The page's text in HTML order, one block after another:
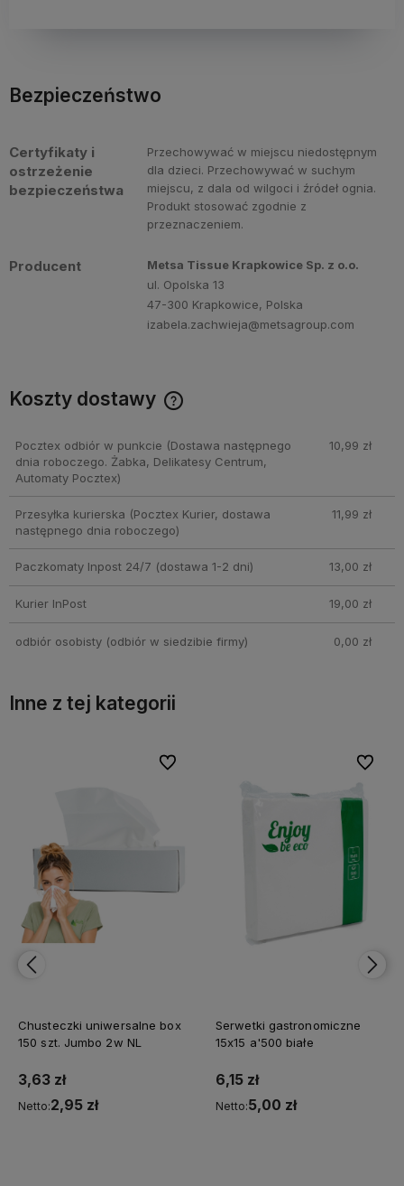
Bezpieczeństwo
Certyfikaty i
ostrzeżenie
bezpieczeństwa
Przechowywać w miejscu niedostępnym
dla dzieci. Przechowywać w suchym
miejscu, z dala od wilgoci i źródeł ognia.
Produkt stosować zgodnie z
przeznaczeniem.
Producent
Metsa Tissue Krapkowice Sp. z o.o.
ul. Opolska 13
47-300 Krapkowice, Polska
izabela.zachwieja@metsagroup.com
Koszty dostawy
Pocztex odbiór w punkcie (Dostawa następnego
dnia roboczego. Żabka, Delikatesy Centrum,
Automaty Pocztex)
10,99 zł
Przesyłka kurierska (Pocztex Kurier, dostawa
następnego dnia roboczego)
11,99 zł
Paczkomaty Inpost 24/7 (dostawa 1-2 dni) 13,00 zł
Kurier InPost 19,00 zł
odbiór osobisty(odbiór w siedzibie firmy) 0,00 zł
Inne z tej kategorii
Chusteczki uniwersalne box
150 szt. Jumbo 2w NL
3,63 zł
Netto:2,95 zł
Do ulubionych
Do ulubionych
Serwetki gastronomiczne
15x15 a'500 białe
6,15 zł
Netto:5,00 zł
Do
Do